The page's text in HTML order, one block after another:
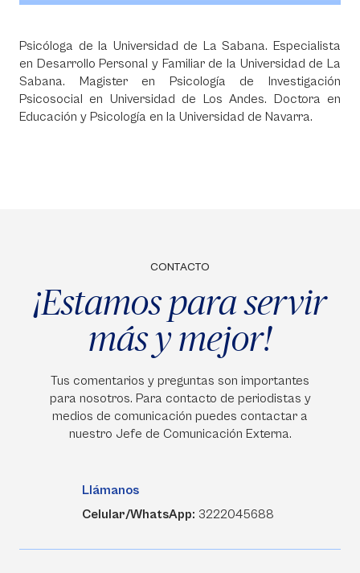
Psicóloga de la Universidad de La Sabana. Especialista
en Desarrollo Personal y Familiar de la Universidad de La
Sabana. Magister en Psicología de Investigación
Psicosocial en Universidad de Los Andes. Doctora en
Educación y Psicología en la Universidad de Navarra.
CONTACTO
¡Estamos para servir
más y mejor!
Tus comentarios y preguntas son importantes
para nosotros. Para contacto de periodistas y
medios de comunicación puedes contactar a
nuestro Jefe de Comunicación Externa.
Llámanos
Celular/WhatsApp: 3222045688